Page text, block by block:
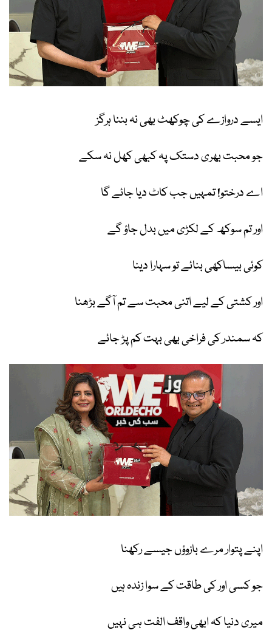
ایسے دروازے کی چوکھٹ بھی نہ بننا ہرگز
جو محبت بھری دستک پہ کبھی کھل نہ سکے
اے درختو! تمہیں جب کاٹ دیا جائے گا
اور تم سوکھ کے لکڑی میں بدل جاؤ گے
کوئی بیساکھی بنائے تو سہارا دینا
اور کشتی کے لیے اتنی محبت سے تم آگے بڑھنا
کہ سمندر کی فراخی بھی بہت کم پڑ جائے
اپنے پتوار مرے بازوؤں جیسے رکھنا
جو کسی اور کی طاقت کے سوا زندہ ہیں
میری دنیا کہ ابھی واقف الفت ہی نہیں